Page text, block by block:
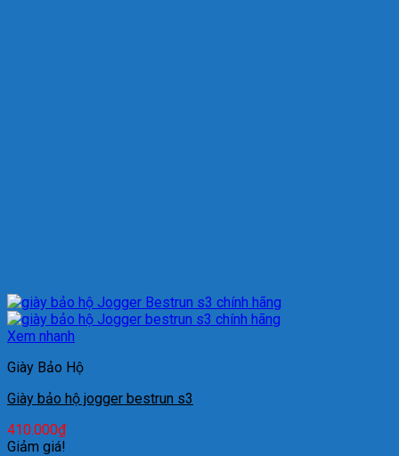
Xem nhanh
Giày Bảo Hộ
Giày bảo hộ jogger bestrun s3
410.000₫
Giảm giá!